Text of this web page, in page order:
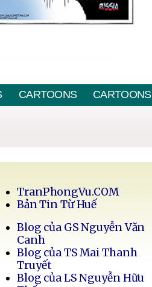
CARTOONS CARTOONS
TranPhongVu.COM
Bản Tin Từ Huế
Blog của GS Nguyễn Văn
Canh
Blog của TS Mai Thanh
Truyết
Blog của LS Nguyễn Hữu